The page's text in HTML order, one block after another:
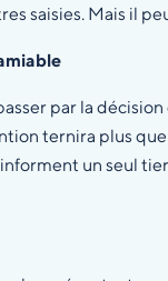
saisies. Mais il
par la
ternira plus
un seul